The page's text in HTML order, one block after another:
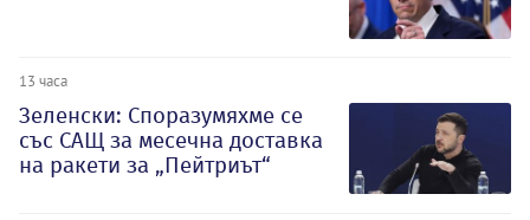
13 часа
Зеленски: Споразумяхме се
със САЩ за месечна доставка
на ракети за „Пейтриът“